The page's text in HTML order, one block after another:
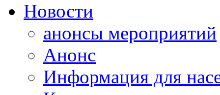
Новости
анонсы мероприятий
Анонс
Информация для